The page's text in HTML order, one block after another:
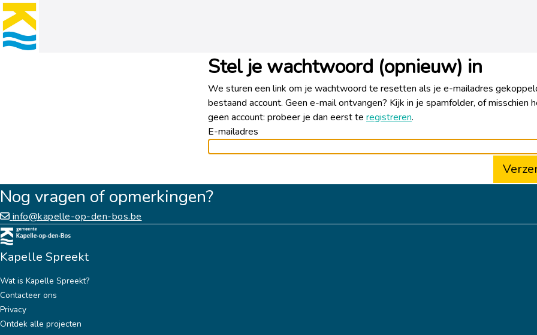
Stel je wachtwoord (opnieuw) in
We sturen een link om je wachtwoord te resetten als je e-mailadres
bestaand account. Geen e-mail ontvangen? Kijk in je spamfolder, of misschien
geen account: probeer je dan eerst te registreren.
E-mailadres
Nog vragen of opmerkingen?
info@kapelle-op-den-bos.be
Kapelle Spreekt
Wat is Kapelle Spreekt?
Contacteer ons
Privacy
Ontdek alle projecten